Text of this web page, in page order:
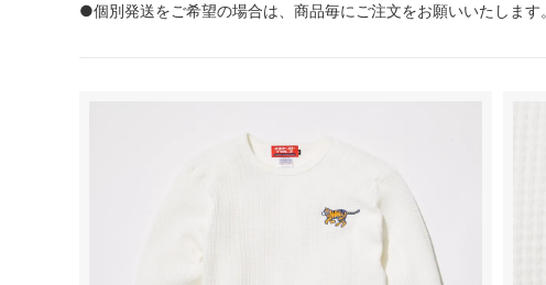
●個別発送をご希望の場合は、商品毎にご注文をお願いいたします